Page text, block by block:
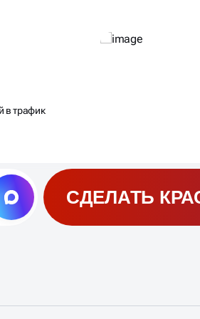
в трафик
СДЕЛАТЬ